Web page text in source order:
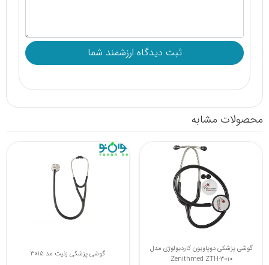
محصولات مشابه
گوشی پزشکی زنیت مد 3015
گوشی پزشکی دوپاویون کاردیولوژی مدل
Zenithmed ZTH-3010